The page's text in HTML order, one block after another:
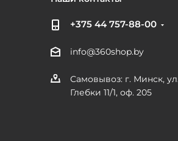
+375 44 757-88-00
info@360shop.by
Самовывоз: г. Минск,
Глебки 11/1, оф. 205